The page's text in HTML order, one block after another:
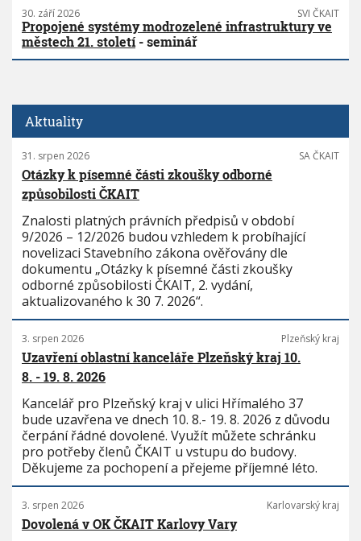
30. září 2026 SVI ČKAIT
Propojené systémy modrozelené infrastruktury ve
městech 21. století- seminář
Aktuality
31. srpen 2026 SA ČKAIT
Otázky k písemné části zkoušky odborné
způsobilosti ČKAIT
Znalosti platných právních předpisů v období
9/2026 – 12/2026 budou vzhledem k probíhající
novelizaci Stavebního zákona ověřovány dle
dokumentu „Otázky k písemné části zkoušky
odborné způsobilosti ČKAIT, 2. vydání,
aktualizovaného k 30 7. 2026“.
3. srpen 2026 Plzeňský kraj
Uzavření oblastní kanceláře Plzeňský kraj 10.
8. - 19. 8. 2026
Kancelář pro Plzeňský kraj v ulici Hřímalého 37
bude uzavřena ve dnech 10. 8.- 19. 8. 2026 z důvodu
čerpání řádné dovolené. Využít můžete schránku
pro potřeby členů ČKAIT u vstupu do budovy.
Děkujeme za pochopení a přejeme příjemné léto.
3. srpen 2026 Karlovarský kraj
Dovolená v OK ČKAIT Karlovy Vary